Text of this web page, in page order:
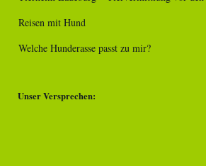
Reisen mit Hund
Welche Hunderasse passt zu mir?
Unser Versprechen: